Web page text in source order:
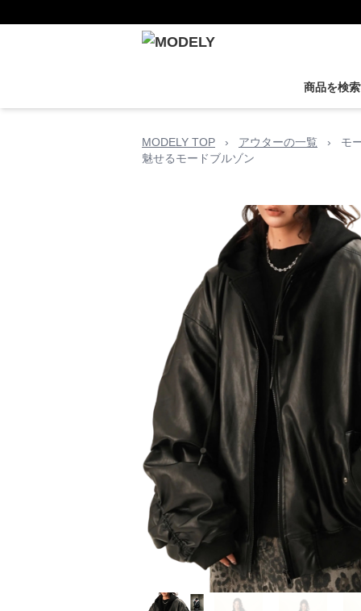
商品を検
MODELY TOP › アウターの一覧 ›
モ
魅せるモードブルゾン